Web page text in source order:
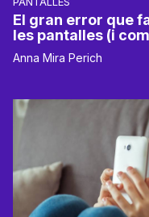
El gran error que
les pantalles (i
Anna Mira Perich